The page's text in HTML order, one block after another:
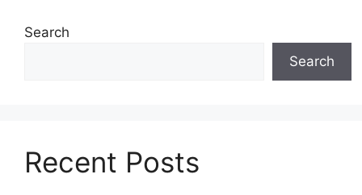
Search
Search
Recent Posts